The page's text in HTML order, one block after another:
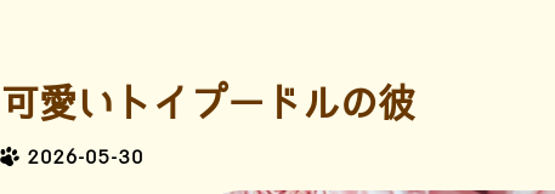
可愛いトイプードルの彼
2026-05-30